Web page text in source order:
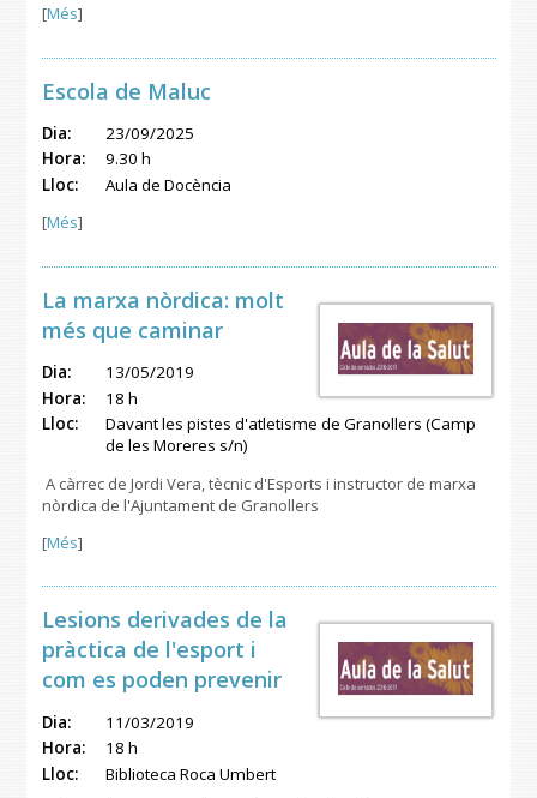
[Més]
Escola de Maluc
Dia:
23/09/2025
Hora:
9.30 h
Lloc:
Aula de Docència
[Més]
La marxa nòrdica: molt
més que caminar
Dia:
13/05/2019
Hora:
18 h
Lloc:
Davant les pistes d'atletisme de Granollers (Camp
de les Moreres s/n)
A càrrec de Jordi Vera, tècnic d'Esports i instructor de marxa
nòrdica de l'Ajuntament de Granollers
[Més]
Lesions derivades de la
pràctica de l'esport i
com es poden prevenir
Dia:
11/03/2019
Hora:
18 h
Lloc:
Biblioteca Roca Umbert